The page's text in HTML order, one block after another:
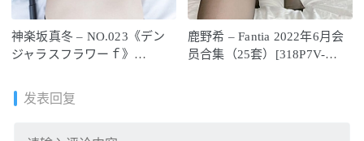
神楽坂真冬 – NO.023《デン
ジャラスフラワーｆ》
鹿野希 – Fantia 2022年6月会
员合集（25套）[318P7V-
发表回复